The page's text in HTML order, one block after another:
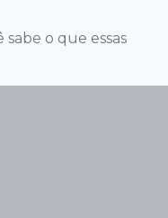
sabe o que essas